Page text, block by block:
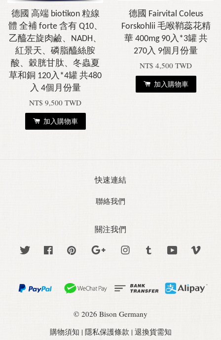
德國 高端 biotikon 粒線
體 全補 forte 含有 Q10、
乙醯左旋肉鹼、NADH、
紅景天、磷脂醯絲胺
酸、穀胱甘肽、冬蟲夏
草和銅 120入*4罐 共480
入 4個月份量
NT$ 9,500 TWD
加入購物車
德國 Fairvital Coleus
Forskohlii 毛喉鞘蕊花精
華 400mg 90入*3罐 共
270入 9個月份量
NT$ 4,500 TWD
加入購物車
快速連結
聯絡我們
關注我們
Twitter Facebook Pinterest Google Instagram Tumblr YouTube
© 2026 Bison Germany
購物須知 | 隱私保護條款 | 退換貨需知